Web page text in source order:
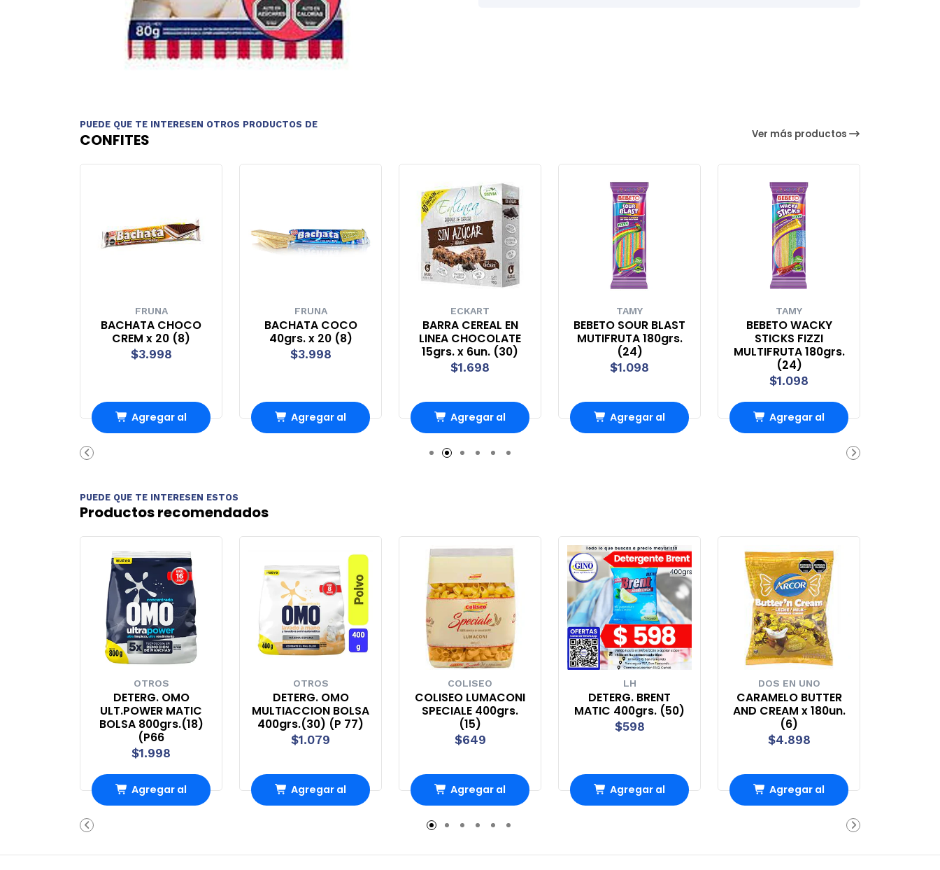
PUEDE QUE TE INTERESEN OTROS PRODUCTOS DE
CONFITES Ver más productos
FRUNA
BACHATA CHOCO
CREM x 20 (8)
$3.998
Agregar al
FRUNA
BACHATA COCO
40grs. x 20 (8)
$3.998
Agregar al
ECKART
BARRA CEREAL EN
LINEA CHOCOLATE
15grs. x 6un. (30)
$1.698
Agregar al
Carro
TAMY
BEBETO SOUR BLAST
MUTIFRUTA 180grs.
(24)
$1.098
Agregar al
TAMY
BEBETO WACKY
STICKS FIZZI
MULTIFRUTA 180grs.
(24)
$1.098
Agregar al
PUEDE QUE TE INTERESEN ESTOS
Productos recomendados
OTROS
DETERG. OMO
ULT.POWER MATIC
BOLSA 800grs.(18)
(P66
$1.998
Agregar al
OTROS
DETERG. OMO
MULTIACCION BOLSA
400grs.(30) (P 77)
$1.079
Agregar al
COLISEO
COLISEO LUMACONI
SPECIALE 400grs.
(15)
$649
Agregar al
Carro
LH
DETERG. BRENT
MATIC 400grs. (50)
$598
Agregar al
DOS EN UNO
CARAMELO BUTTER
AND CREAM x 180un.
(6)
$4.898
Agregar al